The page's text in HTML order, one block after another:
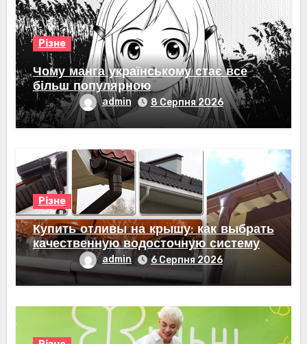
Різне
Чому манга українському стає все
більш популярною
admin 8 Серпня 2026
Різне
Купить отливы на крышу: как выбрать
качественную водосточную систему
admin 6 Серпня 2026